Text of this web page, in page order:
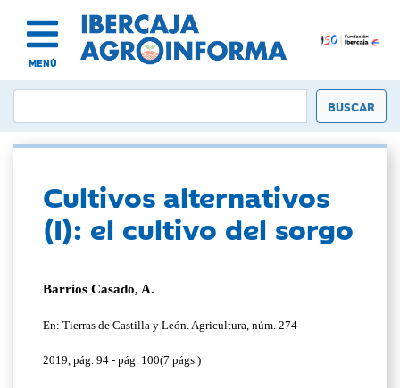
MENÚ
Cultivos alternativos
(I): el cultivo del sorgo
Barrios Casado, A.
En: Tierras de Castilla y León. Agricultura, núm. 274
2019, pág. 94 - pág. 100(7 págs.)